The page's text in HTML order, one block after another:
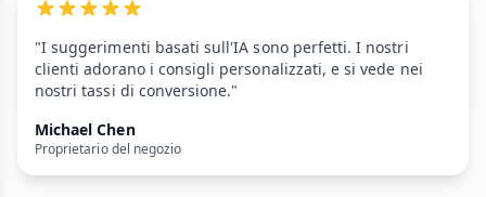
"I suggerimenti basati sull'IA sono perfetti. I nostri
clienti adorano i consigli personalizzati, e si vede nei
nostri tassi di conversione."
Michael Chen
Proprietario del negozio